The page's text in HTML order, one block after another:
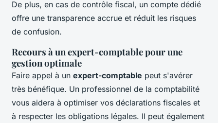
De plus, en cas de contrôle fiscal, un compte dédié
offre une transparence accrue et réduit les risques
de confusion.
Recours à un expert-comptable pour une
gestion optimale
Faire appel à un expert-comptable peut s'avérer
très bénéfique. Un professionnel de la comptabilité
vous aidera à optimiser vos déclarations fiscales et
à respecter les obligations légales. Il peut également